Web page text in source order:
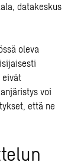
datakeskus
oleva
eivät
voi
että ne